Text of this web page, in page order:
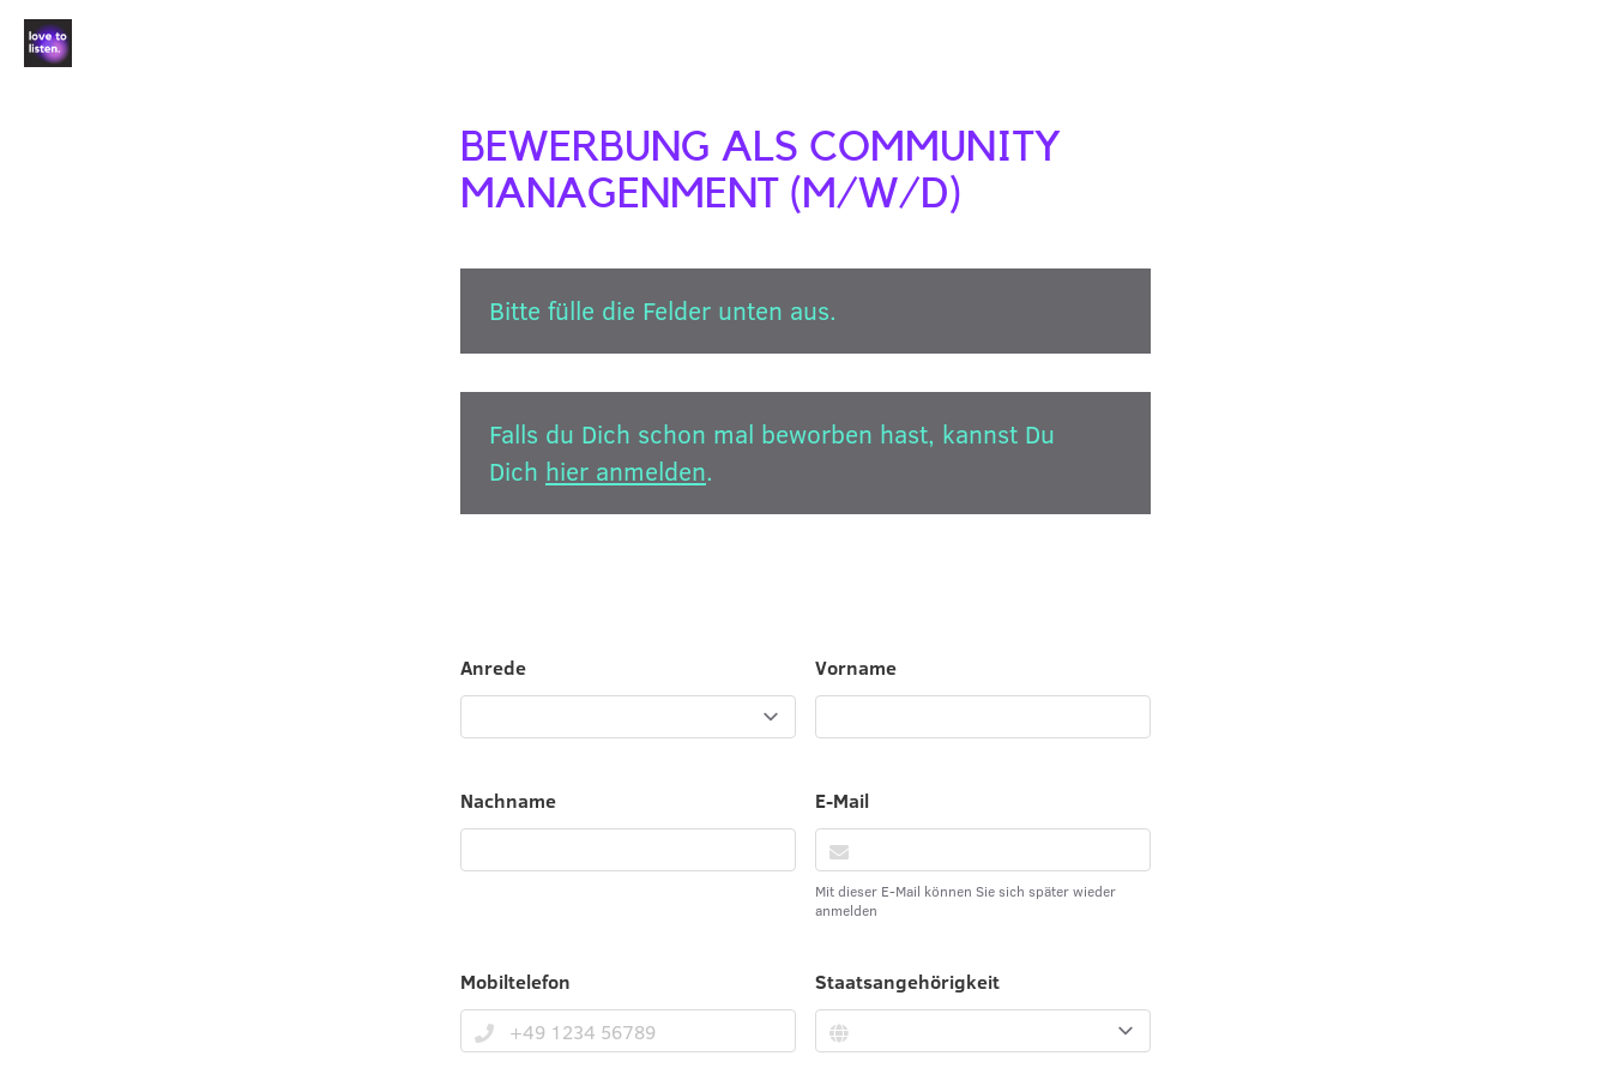
BEWERBUNG ALS COMMUNITY
MANAGENMENT (M/W/D)
Bitte fülle die Felder unten aus.
Falls du Dich schon mal beworben hast, kannst Du
Dich hier anmelden.
Anrede Vorname
Nachname E-Mail
Mit dieser E-Mail können Sie sich später wieder
anmelden
Mobiltelefon Staatsangehörigkeit